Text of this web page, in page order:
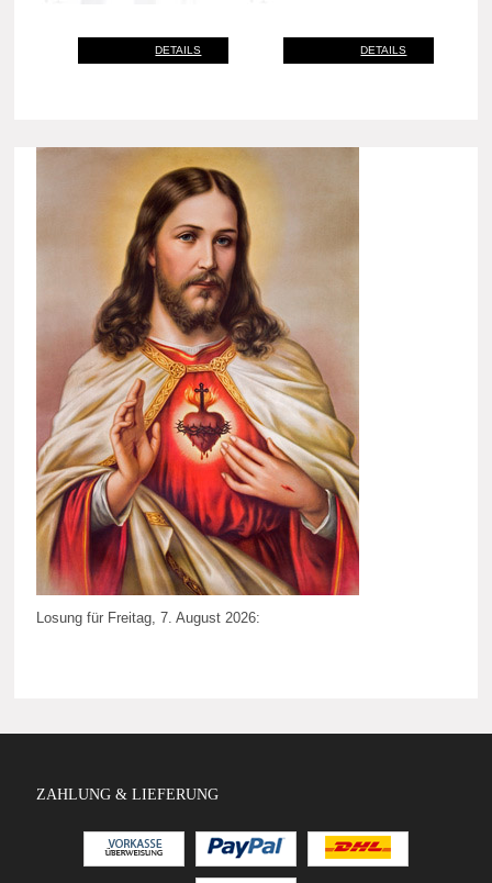
DETAILS DETAILS
Losung für Freitag, 7. August 2026:
ZAHLUNG & LIEFERUNG